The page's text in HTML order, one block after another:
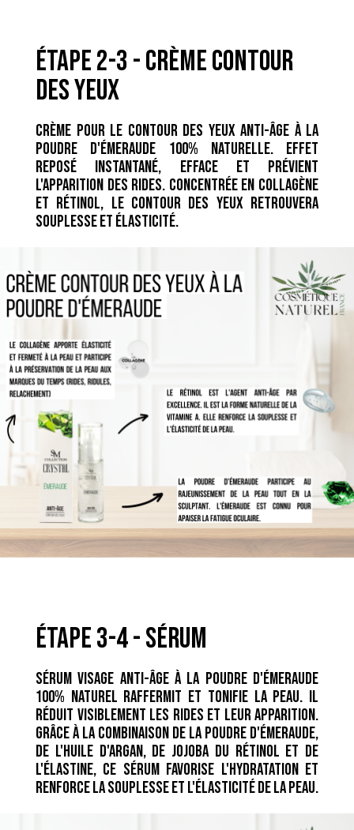
étape 2-3 - crème contour
des yeux
Crème pour le contour des yeux anti-âge à la
poudre d'émeraude 100% naturelle. Effet
reposé instantané, efface et prévient
l'apparition des rides. Concentrée en collagène
et rétinol, le contour des yeux retrouvera
souplesse et élasticité.
étape 3-4 - sérum
Sérum visage anti-âge à la poudre d'émeraude
100% naturel raffermit et tonifie la peau. Il
réduit visiblement les rides et leur apparition.
Grâce à la combinaison de la poudre d'émeraude,
de l'huile d'argan, de jojoba du rétinol et de
l'élastine, ce sérum favorise l'hydratation et
renforce la souplesse et l'élasticité de la peau.